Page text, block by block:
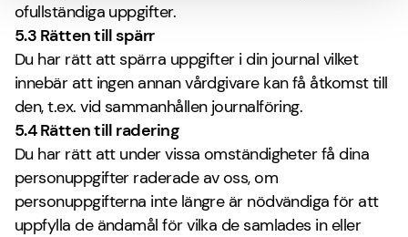
ofullständiga uppgifter.
5.3 Rätten till spärr
Du har rätt att spärra uppgifter i din journal vilket
innebär att ingen annan vårdgivare kan få åtkomst till
den, t.ex. vid sammanhållen journalföring.
5.4 Rätten till radering
Du har rätt att under vissa omständigheter få dina
personuppgifter raderade av oss, om
personuppgifterna inte längre är nödvändiga för att
uppfylla de ändamål för vilka de samlades in eller